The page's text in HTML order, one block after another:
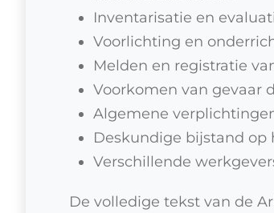
Inventarisatie en
Voorlichting en
Melden en registratie
Voorkomen van gevaar
Algemene
Deskundige bijstand op
Verschillende
De volledige tekst van de